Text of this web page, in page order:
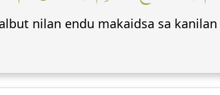
nilan endu makaidsa sa kanilan